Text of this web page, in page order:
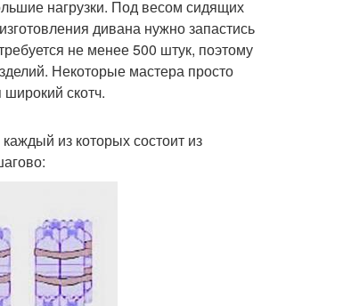
нагрузки. Под весом сидящих
дивана нужно запастись
не менее 500 штук, поэтому
Некоторые мастера просто
скотч.
из которых состоит из